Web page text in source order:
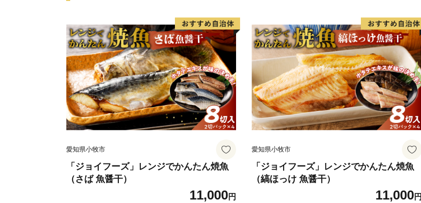
愛知県小牧市
「ジョイフーズ」レンジでかんたん焼魚
（さば 魚醤干）
11,000円
愛知県小牧市
「ジョイフーズ」レンジでかんたん焼魚
（縞ほっけ 魚醤干）
11,000円